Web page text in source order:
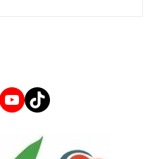
YouTube
TikTok